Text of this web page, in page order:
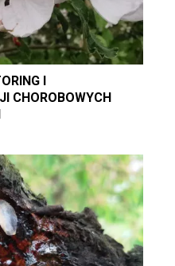
I
CHOROBOWYCH